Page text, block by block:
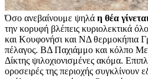
Όσο ανεβαίνουμε ψηλά η θέα
την κορυφή βλέπεις κυριολεκτικά
και Κουφονήσι και ΝΔ θερμοκήπια
πέλαγος. ΒΔ Παχιάμμο και κόλπο
Δίκτης ψιλοχιονισμένες ακόμα.
οροσειρές της περιοχής συγκλίνουν